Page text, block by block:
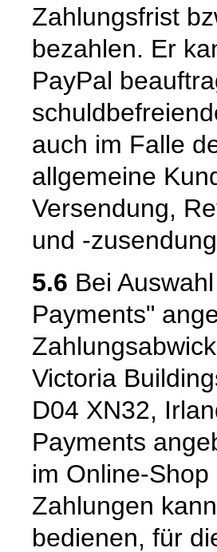
Zahlungsfrist
bezahlen. Er
PayPal
auch im Falle
allgemeine
Versendung,
und -
5.6 Bei
Payments"
Victoria
D04 XN32,
Payments
im Online-
Zahlungen
bedienen, für